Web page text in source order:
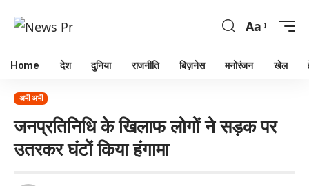
Aa
Home देश दुनिया राजनीति बिज़नेस मनोरंजन खेल
अभी अभी
जनप्रतिनिधि के खिलाफ लोगों ने सड़क पर
उतरकर घंटों किया हंगामा